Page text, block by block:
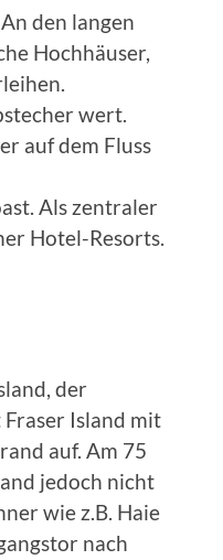
den langen
Hochhäuser,
wert.
auf dem Fluss
Als zentraler
Hotel-Resorts.
der
Island mit
auf. Am 75
jedoch nicht
wie z.B. Haie
nach